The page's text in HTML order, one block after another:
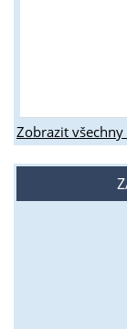
Zobrazit